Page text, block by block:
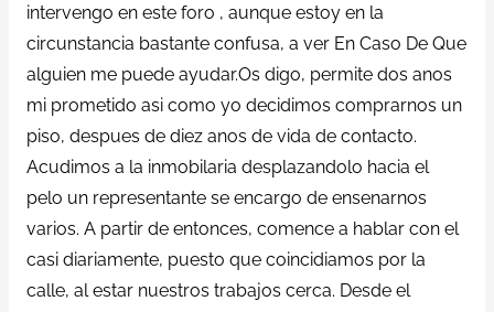
intervengo en este foro , aunque estoy en la
circunstancia bastante confusa, a ver En Caso De Que
alguien me puede ayudar.Os digo, permite dos anos
mi prometido asi como yo decidimos comprarnos un
piso, despues de diez anos de vida de contacto.
Acudimos a la inmobilaria desplazandolo hacia el
pelo un representante se encargo de ensenarnos
varios. A partir de entonces, comence a hablar con el
casi diariamente, puesto que coincidiamos por la
calle, al estar nuestros trabajos cerca. Desde el